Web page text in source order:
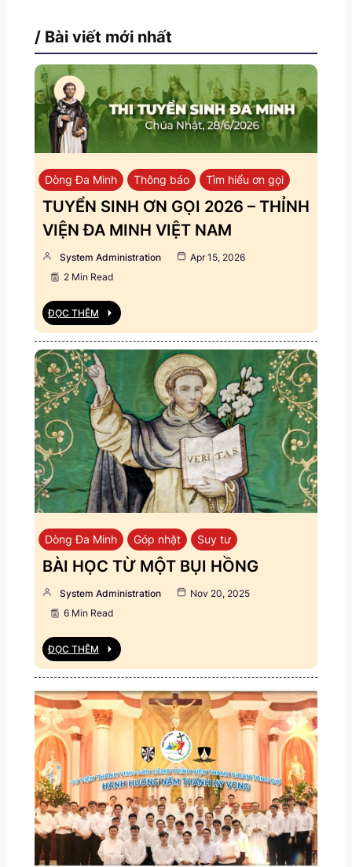
/ Bài viết mới nhất
Dòng Đa Minh Thông báo Tìm hiểu ơn gọi
TUYỂN SINH ƠN GỌI 2026 – THỈNH
VIỆN ĐA MINH VIỆT NAM
System Administration
Apr 15, 2026
2 Min Read
ĐỌC THÊM
Dòng Đa Minh Góp nhặt Suy tư
BÀI HỌC TỪ MỘT BỤI HỒNG
System Administration
Nov 20, 2025
6 Min Read
ĐỌC THÊM